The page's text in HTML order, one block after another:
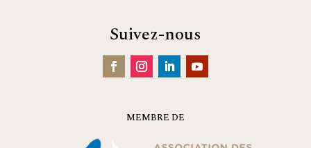
Suivez-nous
MEMBRE DE